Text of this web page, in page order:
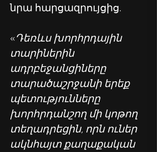
նրա հարցազրույցից.
«Դեռևս խորհրդային
տարիներին
ադրբեջանցիները
տարածաշրջանի երեք
պետությունները
խորհրդանշող մի կոթող
տեղադրեցին, որն ուներ
ակնհայտ քաղաքական